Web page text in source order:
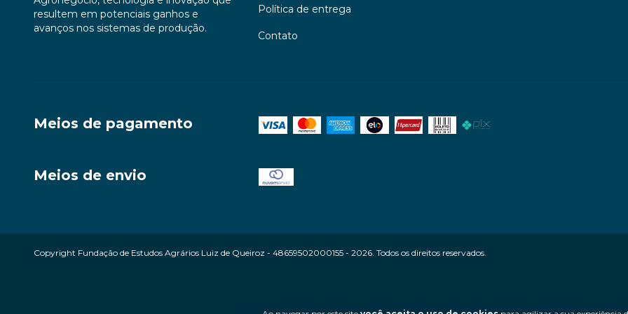
resultem em potenciais ganhos e
avanços nos sistemas de produção.
Política de entrega
Contato
Meios de pagamento
Meios de envio
Copyright Fundação de Estudos Agrários Luiz de Queiroz - 48659502000155 - 2026. Todos os direitos reservados.